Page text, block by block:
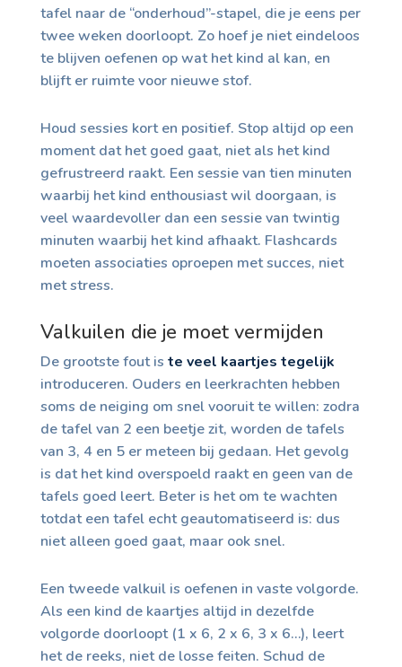
tafel naar de “onderhoud”-stapel, die je eens per
twee weken doorloopt. Zo hoef je niet eindeloos
te blijven oefenen op wat het kind al kan, en
blijft er ruimte voor nieuwe stof.
Houd sessies kort en positief. Stop altijd op een
moment dat het goed gaat, niet als het kind
gefrustreerd raakt. Een sessie van tien minuten
waarbij het kind enthousiast wil doorgaan, is
veel waardevoller dan een sessie van twintig
minuten waarbij het kind afhaakt. Flashcards
moeten associaties oproepen met succes, niet
met stress.
Valkuilen die je moet vermijden
De grootste fout is te veel kaartjes tegelijk
introduceren. Ouders en leerkrachten hebben
soms de neiging om snel vooruit te willen: zodra
de tafel van 2 een beetje zit, worden de tafels
van 3, 4 en 5 er meteen bij gedaan. Het gevolg
is dat het kind overspoeld raakt en geen van de
tafels goed leert. Beter is het om te wachten
totdat een tafel echt geautomatiseerd is: dus
niet alleen goed gaat, maar ook snel.
Een tweede valkuil is oefenen in vaste volgorde.
Als een kind de kaartjes altijd in dezelfde
volgorde doorloopt (1 x 6, 2 x 6, 3 x 6…), leert
het de reeks, niet de losse feiten. Schud de